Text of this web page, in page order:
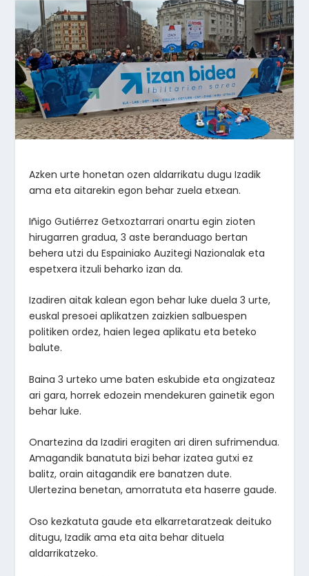
Azken urte honetan ozen aldarrikatu dugu Izadik
ama eta aitarekin egon behar zuela etxean.
Iñigo Gutiérrez Getxoztarrari onartu egin zioten
hirugarren gradua, 3 aste beranduago bertan
behera utzi du Espainiako Auzitegi Nazionalak eta
espetxera itzuli beharko izan da.
Izadiren aitak kalean egon behar luke duela 3 urte,
euskal presoei aplikatzen zaizkien salbuespen
politiken ordez, haien legea aplikatu eta beteko
balute.
Baina 3 urteko ume baten eskubide eta ongizateaz
ari gara, horrek edozein mendekuren gainetik egon
behar luke.
Onartezina da Izadiri eragiten ari diren sufrimendua.
Amagandik banatuta bizi behar izatea gutxi ez
balitz, orain aitagandik ere banatzen dute.
Ulertezina benetan, amorratuta eta haserre gaude.
Oso kezkatuta gaude eta elkarretaratzeak deituko
ditugu, Izadik ama eta aita behar dituela
aldarrikatzeko.